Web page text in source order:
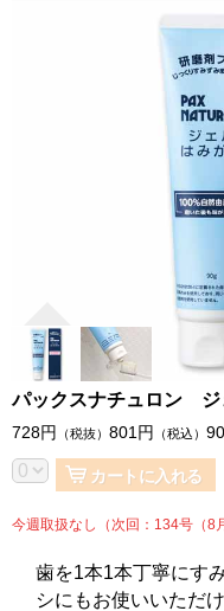
パックスナチュロン ジ
728円 （税抜） 801 円 （税込）
カートに入れる
今週取扱なし（次回：134号（
歯を1本1本丁寧にす
シにもお使いいただけ